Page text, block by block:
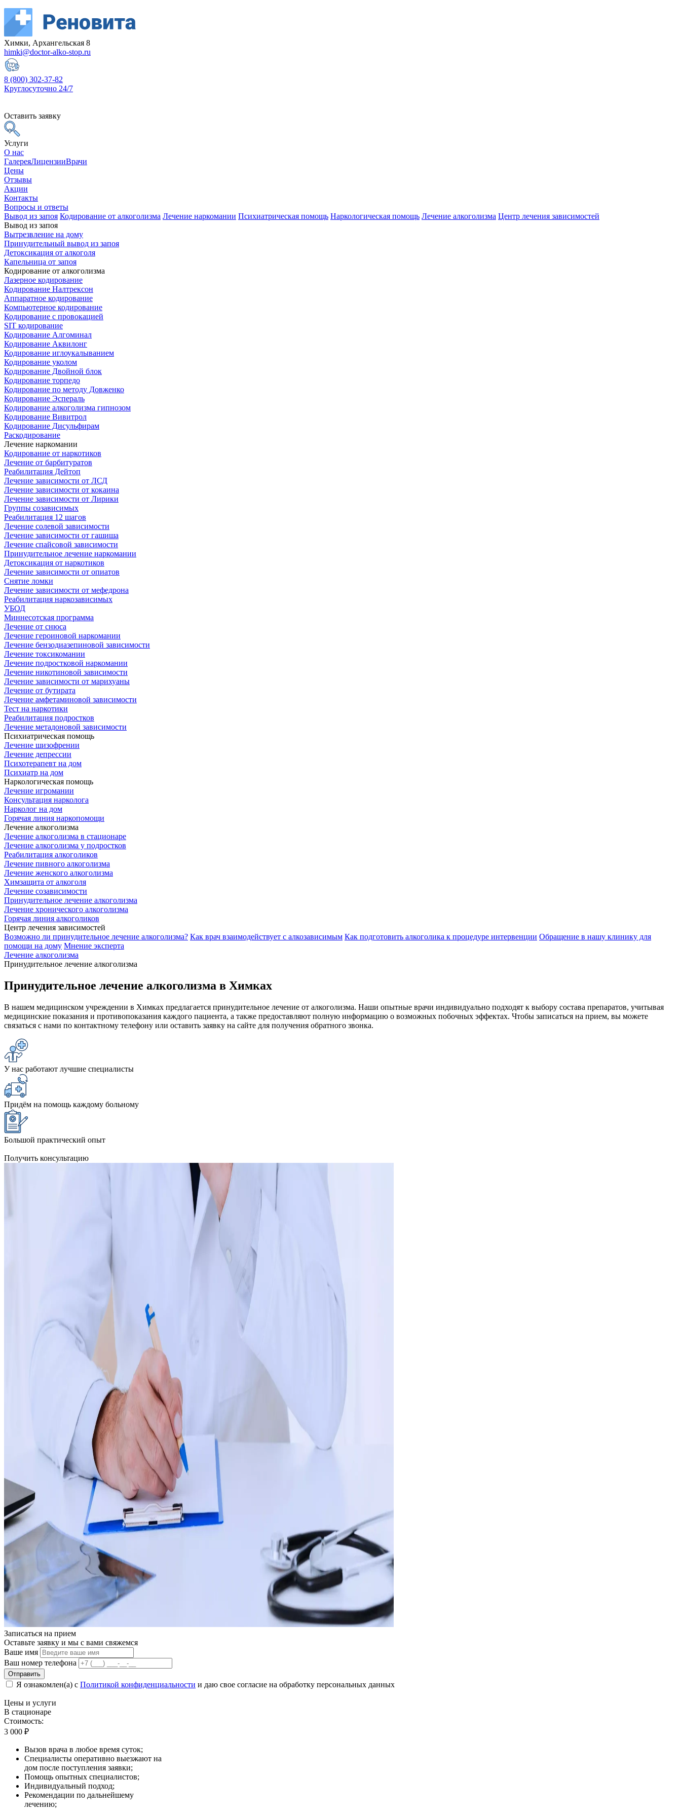
Химки, Архангельская 8
himki@doctor-alko-stop.ru
8 (800) 302-37-82
Круглосуточно 24/7
Оставить заявку
Услуги
О нас
ГалереяЛицензииВрачи
Цены
Отзывы
Акции
Контакты
Вопросы и ответы
Вывод из запоя Кодирование от алкоголизма Лечение наркомании Психиатрическая помощь Наркологическая помощь Лечение алкоголизма Центр лечения зависимостей
Вывод из запоя
Вытрезвление на дому
Принудительный вывод из запоя
Детоксикация от алкоголя
Капельница от запоя
Кодирование от алкоголизма
Лазерное кодирование
Кодирование Налтрексон
Аппаратное кодирование
Компьютерное кодирование
Кодирование с провокацией
SIT кодирование
Кодирование Алгоминал
Кодирование Аквилонг
Кодирование иглоукалыванием
Кодирование уколом
Кодирование Двойной блок
Кодирование торпедо
Кодирование по методу Довженко
Кодирование Эспераль
Кодирование алкоголизма гипнозом
Кодирование Вивитрол
Кодирование Дисульфирам
Раскодирование
Лечение наркомании
Кодирование от наркотиков
Лечение от барбитуратов
Реабилитация Дейтоп
Лечение зависимости от ЛСД
Лечение зависимости от кокаина
Лечение зависимости от Лирики
Группы созависимых
Реабилитация 12 шагов
Лечение солевой зависимости
Лечение зависимости от гашиша
Лечение спайсовой зависимости
Принудительное лечение наркомании
Детоксикация от наркотиков
Лечение зависимости от опиатов
Снятие ломки
Лечение зависимости от мефедрона
Реабилитация наркозависимых
УБОД
Миннесотская программа
Лечение от снюса
Лечение героиновой наркомании
Лечение бензодиазепиновой зависимости
Лечение токсикомании
Лечение подростковой наркомании
Лечение никотиновой зависимости
Лечение зависимости от марихуаны
Лечение от бутирата
Лечение амфетаминовой зависимости
Тест на наркотики
Реабилитация подростков
Лечение метадоновой зависимости
Психиатрическая помощь
Лечение шизофрении
Лечение депрессии
Психотерапевт на дом
Психиатр на дом
Наркологическая помощь
Лечение игромании
Консультация нарколога
Нарколог на дом
Горячая линия наркопомощи
Лечение алкоголизма
Лечение алкоголизма в стационаре
Лечение алкоголизма у подростков
Реабилитация алкоголиков
Лечение пивного алкоголизма
Лечение женского алкоголизма
Химзащита от алкоголя
Лечение созависимости
Принудительное лечение алкоголизма
Лечение хронического алкоголизма
Горячая линия алкоголиков
Центр лечения зависимостей
Возможно ли принудительное лечение алкоголизма? Как врач взаимодействует с алкозависимым Как подготовить алкоголика к процедуре интервенции Обращение в нашу клинику для
помощи на дому Мнение эксперта
Лечение алкоголизма
Принудительное лечение алкоголизма
Принудительное лечение алкоголизма в Химках
В нашем медицинском учреждении в Химках предлагается принудительное лечение от алкоголизма. Наши опытные врачи индивидуально подходят к выбору состава препаратов, учитывая
медицинские показания и противопоказания каждого пациента, а также предоставляют полную информацию о возможных побочных эффектах. Чтобы записаться на прием, вы можете
связаться с нами по контактному телефону или оставить заявку на сайте для получения обратного звонка.
У нас работают лучшие специалисты
Придём на помощь каждому больному
Большой практический опыт
Получить консультацию
Записаться на прием
Оставьте заявку и мы с вами свяжемся
Ваше имя
Ваш номер телефона
Отправить
Я ознакомлен(а) с Политикой конфиденциальности и даю свое cогласие на обработку персональных данных
Цены и услуги
В стационаре
Стоимость:
3 000 ₽
Вызов врача в любое время суток;
Специалисты оперативно выезжают на
дом после поступления заявки;
Помощь опытных специалистов;
Индивидуальный подход;
Рекомендации по дальнейшему
лечению;